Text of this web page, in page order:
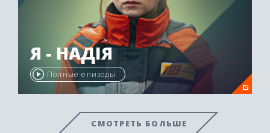
Я - НАДІЯ
Полные епизоды
СМОТРЕТЬ БОЛЬШЕ